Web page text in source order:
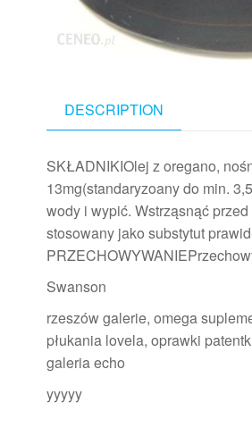
DESCRIPTION
SKŁADNIKIOlej z oregano,
13mg(standaryzoany do min.
wody i wypić. Wstrząsnąć
stosowany jako substytut
Swanson
rzeszów galerie, omega
płukania lovela, oprawki
galeria echo
yyyyy